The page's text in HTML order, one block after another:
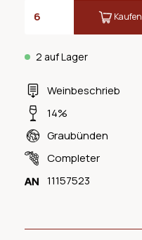
Weinbeschrieb
14%
Graubünden
Completer
11157523
2 auf Lager
Kaufen